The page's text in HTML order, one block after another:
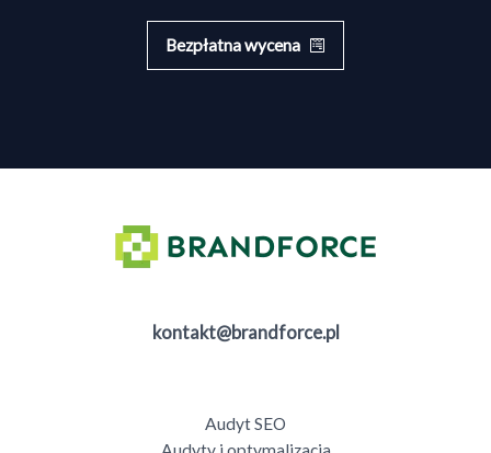
Bezpłatna wycena
kontakt@brandforce.pl
Audyt SEO